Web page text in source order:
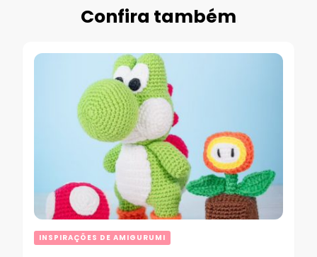
Confira também
INSPIRAÇÕES DE AMIGURUMI